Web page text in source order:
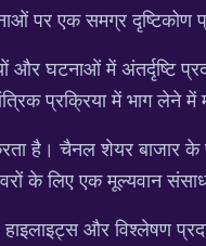
पर एक समग्र दृष्टिकोण
और घटनाओं में अंतर्दृष्टि
प्रक्रिया में भाग लेने में
है। चैनल शेयर बाजार
के लिए एक मूल्यवान
और विश्लेषण